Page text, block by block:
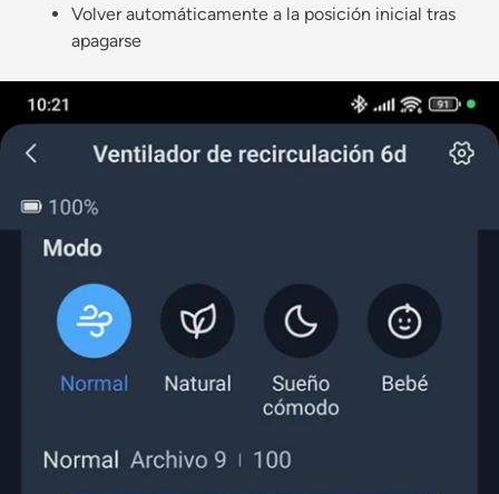
Volver automáticamente a la posición inicial tras
apagarse